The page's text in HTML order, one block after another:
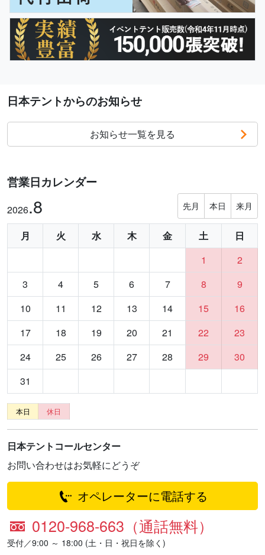
日本テントからのお知らせ
お知らせ一覧を見る
営業日カレンダー
2026.8 先月 本日 来月
月 火 水 木 金 土
日
1
2
3
4 5 6 7 8
9
10
11 12 13 14 15
16
17
18 19 20 21 22
23
24
25 26 27 28 29
30
31
本日 休日
日本テントコールセンター
お問い合わせはお気軽にどうぞ
オペレーターに電話する
0120-968-663（通話無料）
受付／9:00 ～ 18:00 (土・日・祝日を除く)